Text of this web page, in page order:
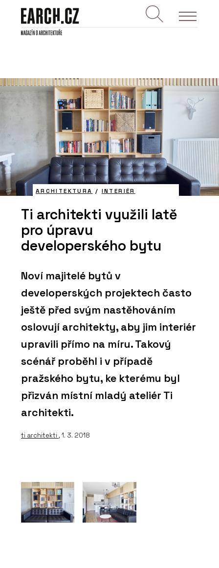
ARCHITEKTURA / INTERIÉR
Ti architekti využili latě
pro úpravu
developerského bytu
Noví majitelé bytů v
developerských projektech často
ještě před svým nastěhováním
oslovují architekty, aby jim interiér
upravili přímo na míru. Takový
scénář proběhl i v případě
pražského bytu, ke kterému byl
přizván místní mladý ateliér Ti
architekti.
ti architekti , 1. 3. 2018